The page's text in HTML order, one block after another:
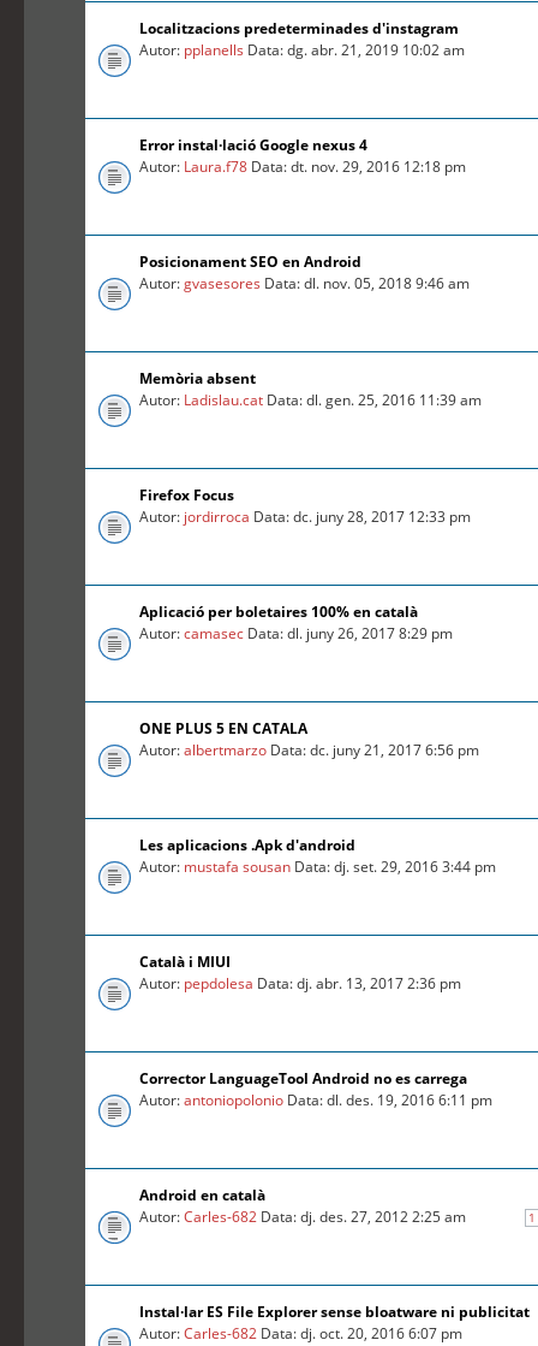
Localitzacions predeterminades d'instagram
Autor: pplanells Data: dg. abr. 21, 2019 10:02 am
Error instal·lació Google nexus 4
Autor: Laura.f78 Data: dt. nov. 29, 2016 12:18 pm
Posicionament SEO en Android
Autor:gvasesores Data: dl. nov. 05, 2018 9:46 am
Memòria absent
Autor: Ladislau.cat Data: dl. gen. 25, 2016 11:39 am
Firefox Focus
Autor: jordirroca Data: dc. juny 28, 2017 12:33 pm
Aplicació per boletaires 100% en català
Autor:camasec Data: dl. juny 26, 2017 8:29 pm
ONE PLUS 5 EN CATALA
Autor:albertmarzo Data: dc. juny 21, 2017 6:56 pm
Les aplicacions .Apk d'android
Autor: mustafa sousan Data: dj. set. 29, 2016 3:44 pm
Català i MIUI
Autor: pepdolesa Data: dj. abr. 13, 2017 2:36 pm
Corrector LanguageTool Android no es carrega
Autor:antoniopolonio Data: dl. des. 19, 2016 6:11 pm
Android en català
1
Autor:Carles-682 Data: dj. des. 27, 2012 2:25 am
Instal·lar ES File Explorer sense bloatware ni publicitat
Autor:Carles-682 Data: dj. oct. 20, 2016 6:07 pm